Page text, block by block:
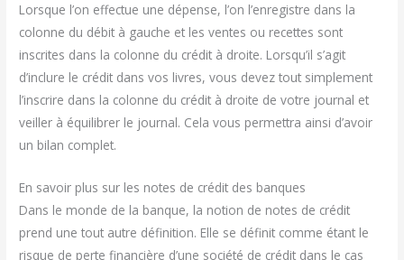
Lorsque l’on effectue une dépense, l’on l’enregistre dans la
colonne du débit à gauche et les ventes ou recettes sont
inscrites dans la colonne du crédit à droite. Lorsqu’il s’agit
d’inclure le crédit dans vos livres, vous devez tout simplement
l’inscrire dans la colonne du crédit à droite de votre journal et
veiller à équilibrer le journal. Cela vous permettra ainsi d’avoir
un bilan complet.
En savoir plus sur les notes de crédit des banques
Dans le monde de la banque, la notion de notes de crédit
prend une tout autre définition. Elle se définit comme étant le
risque de perte financière d’une société de crédit dans le cas